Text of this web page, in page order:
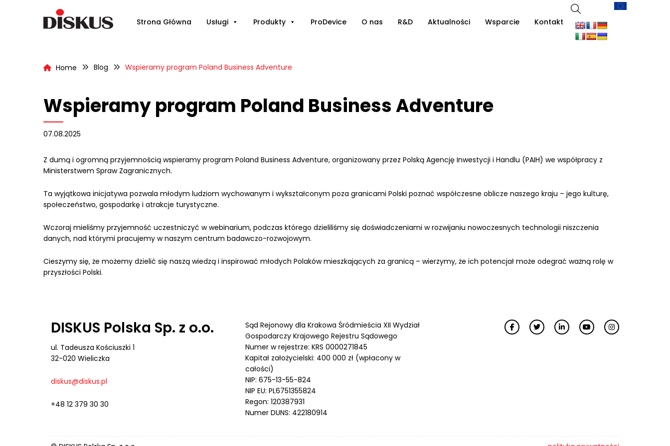
Strona Główna Usługi Produkty ProDevice O nas R&D Aktualności Wsparcie Kontakt
Home Blog Wspieramy program Poland Business Adventure
Wspieramy program Poland Business Adventure
07.08.2025
Z dumą i ogromną przyjemnością wspieramy program Poland Business Adventure, organizowany przez Polską Agencję Inwestycji i Handlu (PAIH) we współpracy z
Ministerstwem Spraw Zagranicznych.
Ta wyjątkowa inicjatywa pozwala młodym ludziom wychowanym i wykształconym poza granicami Polski poznać współczesne oblicze naszego kraju – jego kulturę,
społeczeństwo, gospodarkę i atrakcje turystyczne.
Wczoraj mieliśmy przyjemność uczestniczyć w webinarium, podczas którego dzieliliśmy się doświadczeniami w rozwijaniu nowoczesnych technologii niszczenia
danych, nad którymi pracujemy w naszym centrum badawczo-rozwojowym.
Cieszymy się, że możemy dzielić się naszą wiedzą i inspirować młodych Polaków mieszkających za granicą – wierzymy, że ich potencjał może odegrać ważną rolę w
przyszłości Polski.
DISKUS Polska Sp. z o.o.
ul. Tadeusza Kościuszki 1
32-020 Wieliczka
diskus@diskus.pl
+48 12 379 30 30
Sąd Rejonowy dla Krakowa Śródmieścia XII Wydział
Gospodarczy Krajowego Rejestru Sądowego
Numer w rejestrze: KRS 0000271845
Kapitał założycielski: 400 000 zł (wpłacony w
całości)
NIP: 675-13-55-824
NIP EU: PL6751355824
Regon: 120387931
Numer DUNS: 422180914